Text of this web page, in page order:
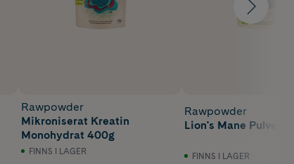
Rawpowder
Mikroniserat Kreatin
Monohydrat 400g
FINNS I LAGER
Rawpowder
Lion's Mane Pulver
FINNS I LAGER